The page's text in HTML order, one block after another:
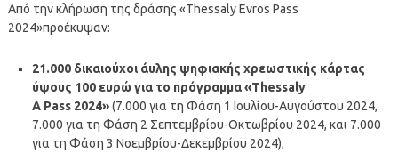
Από την κλήρωση της δράσης «Thessaly Evros Pass
2024»προέκυψαν:
21.000 δικαιούχοι άυλης ψηφιακής χρεωστικής κάρτας
ύψους 100 ευρώ για το πρόγραμμα «Thessaly
A Pass2024»(7.000 για τη Φάση 1 Ιουλίου-Αυγούστου 2024,
7.000 για τη Φάση 2 Σεπτεμβρίου-Οκτωβρίου 2024, και 7.000
για τη Φάση 3 Νοεμβρίου-Δεκεμβρίου 2024),